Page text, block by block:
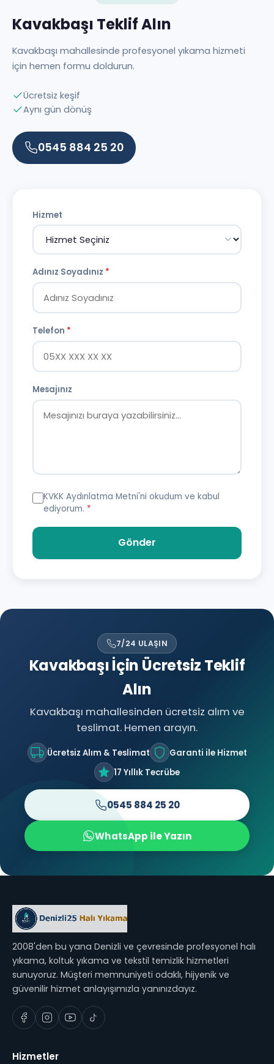
Kavakbaşı Teklif Alın
Kavakbaşı mahallesinde profesyonel yıkama hizmeti
için hemen formu doldurun.
Ücretsiz keşif
Aynı gün dönüş
0545 884 25 20
Hizmet
Adınız Soyadınız *
Telefon *
Mesajınız
KVKK Aydınlatma Metni'ni okudum ve kabul
ediyorum. *
Gönder
7/24 ULAŞIN
Kavakbaşı İçin Ücretsiz Teklif
Alın
Kavakbaşı mahallesinden ücretsiz alım ve
teslimat. Hemen arayın.
Ücretsiz Alım & Teslimat
Garanti ile Hizmet
17 Yıllık Tecrübe
0545 884 25 20
WhatsApp ile Yazın
2008'den bu yana Denizli ve çevresinde profesyonel halı
yıkama, koltuk yıkama ve tekstil temizlik hizmetleri
sunuyoruz. Müşteri memnuniyeti odaklı, hijyenik ve
güvenilir hizmet anlayışımızla yanınızdayız.
Hizmetler